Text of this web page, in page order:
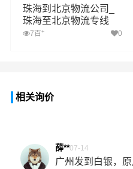
珠海到北京物流公司_
珠海至北京物流专线
7百 + 0
相关询价
薛**07-14
广州发到白银，